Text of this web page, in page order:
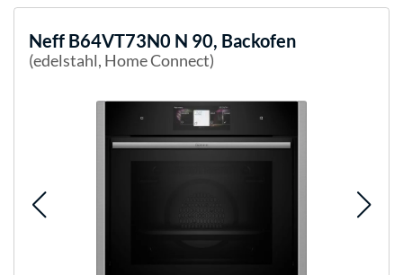
Neff B64VT73N0 N 90, Backofen
(edelstahl, Home Connect)